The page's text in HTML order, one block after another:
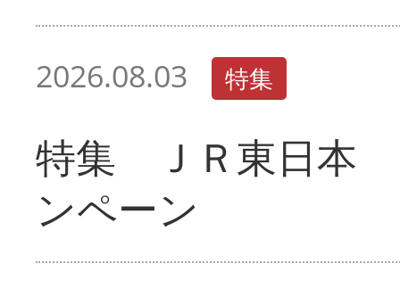
2026.08.03 特集
特集 ＪＲ東日本
ンペーン